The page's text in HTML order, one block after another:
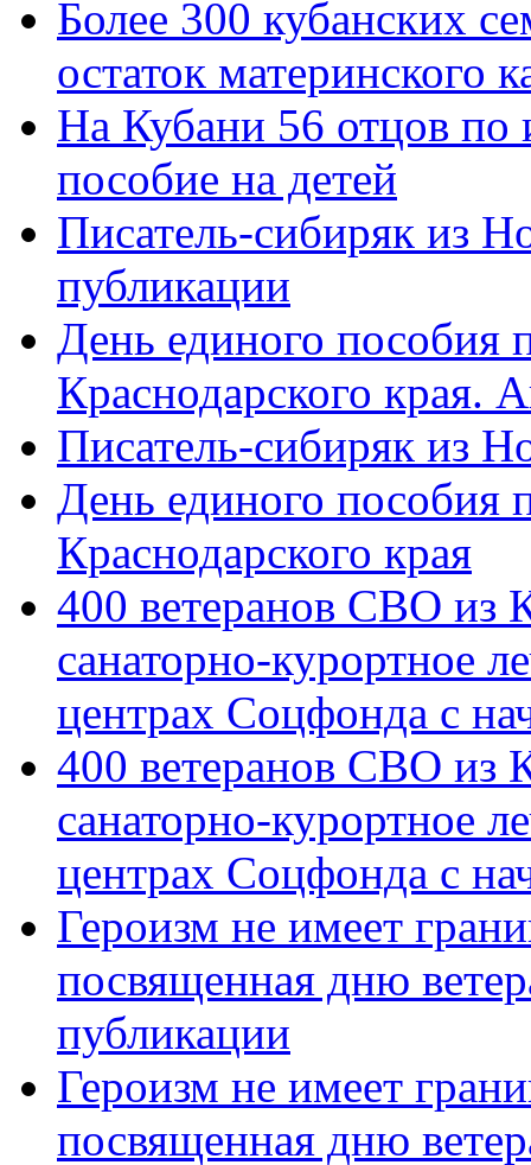
Более 300 кубанских
остаток материнского
На Кубани 56 отцов по
пособие на детей
Писатель-сибиряк из
публикации
День единого пособия
Краснодарского края.
Писатель-сибиряк из
День единого пособия
Краснодарского края
400 ветеранов СВО из
санаторно-курортное
центрах Соцфонда с
400 ветеранов СВО из
санаторно-курортное
центрах Соцфонда с
Героизм не имеет
посвященная дню
публикации
Героизм не имеет
посвященная дню